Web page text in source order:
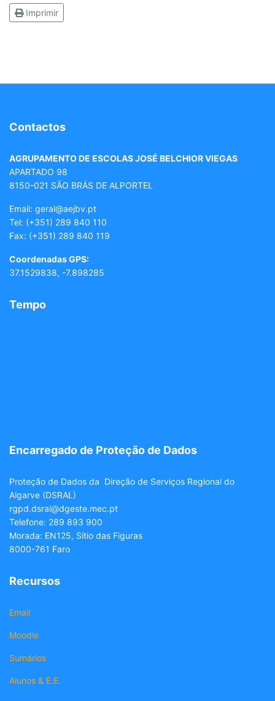
Imprimir
Contactos
AGRUPAMENTO DE ESCOLAS JOSÉ BELCHIOR VIEGAS
APARTADO 98
8150-021 SÃO BRÁS DE ALPORTEL
Email: geral@aejbv.pt
Tel: (+351) 289 840 110
Fax: (+351) 289 840 119
Coordenadas GPS:
37.1529838, -7.898285
Tempo
Encarregado de Proteção de Dados
Proteção de Dados da Direção de Serviços Regional do
Algarve (DSRAL)
rgpd.dsral@dgeste.mec.pt
Telefone: 289 893 900
Morada: EN125, Sítio das Figuras
8000-761 Faro
Recursos
Email
Moodle
Sumários
Alunos & E.E.